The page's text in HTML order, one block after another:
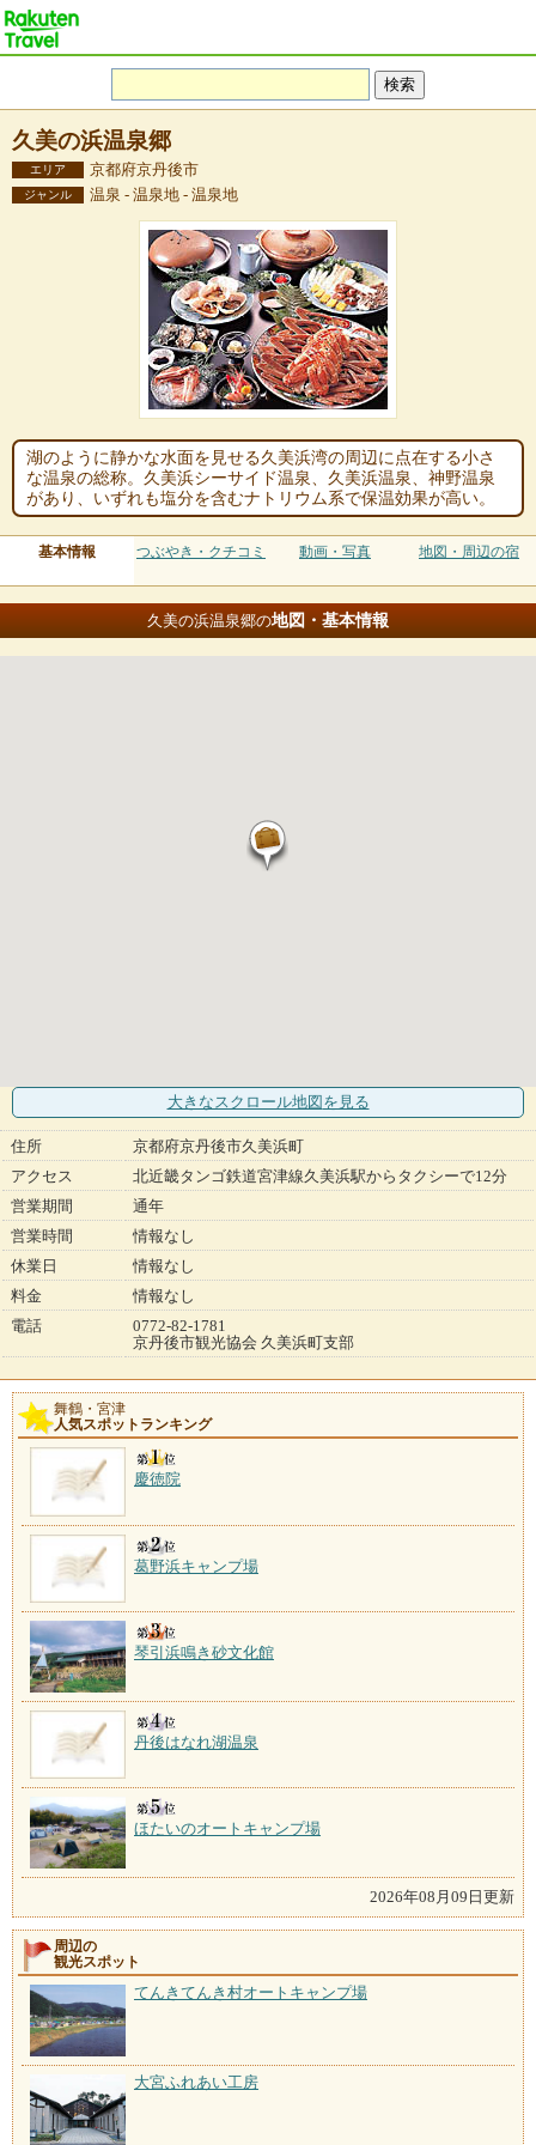
久美の浜温泉郷
エリア 京都府京丹後市
ジャンル 温泉 - 温泉地 - 温泉地
湖のように静かな水面を見せる久美浜湾の周辺に点在する小さ
な温泉の総称。久美浜シーサイド温泉、久美浜温泉、神野温泉
があり、いずれも塩分を含むナトリウム系で保温効果が高い。
基本情報 つぶやき・クチコミ 動画・写真 地図・周辺の宿
久美の浜温泉郷の地図・基本情報
大きなスクロール地図 を見る
住所
京都府京丹後市久美浜町
アクセス
北近畿タンゴ鉄道宮津線久美浜駅からタクシーで12分
営業期間
通年
営業時間
情報なし
休業日
情報なし
料金
情報なし
電話
0772-82-1781
京丹後市観光協会 久美浜町支部
舞鶴・宮津
人気スポットランキング
慶徳院
葛野浜キャンプ場
琴引浜鳴き砂文化館
丹後はなれ湖温泉
ほたいのオートキャンプ場
2026年08月09日更新
周辺の
観光スポット
てんきてんき村オートキャンプ場
大宮ふれあい工房